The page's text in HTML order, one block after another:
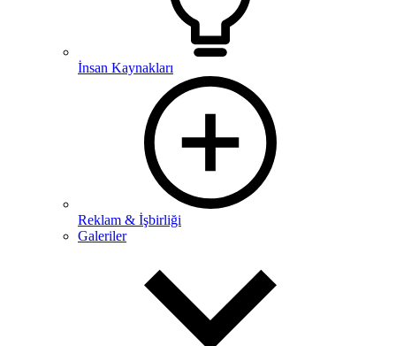
İnsan Kaynakları
Reklam & İşbirliği
Galeriler